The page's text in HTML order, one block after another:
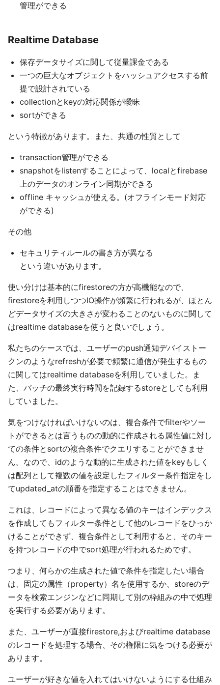
管理ができる
Realtime Database
保存データサイズに関して従量課金である
一つの巨大なオブジェクトをハッシュアクセスする前
提で設計されている
collectionとkeyの対応関係が曖昧
sortができる
という特徴があります。また、共通の性質として
transaction管理ができる
snapshotをlistenすることによって、localとfirebase
上のデータのオンライン同期ができる
offline キャッシュが使える。(オフラインモード対応
ができる)
その他
セキュリティルールの書き方が異なる
という違いがあります。
使い分けは基本的にfirestoreの方が高機能なので、
firestoreを利用しつつIO操作が頻繁に行われるが、ほとん
どデータサイズの大きさが変わることのないものに関して
はrealtime databaseを使うと良いでしょう。
私たちのケースでは、ユーザーのpush通知デバイストー
クンのようなrefreshが必要で頻繁に通信が発生するもの
に関してはrealtime databaseを利用していました。ま
た、バッチの最終実行時間を記録するstoreとしても利用
していました。
気をつけなければいけないのは、複合条件でfilterやソー
トができるとは言うものの動的に作成される属性値に対し
ての条件とsortの複合条件でクエリすることができませ
ん。なので、idのような動的に生成された値をkeyもしく
は配列として複数の値を設定したフィルター条件指定をし
てupdated_atの順番を指定することはできません。
これは、レコードによって異なる値のキーはインデックス
を作成してもフィルター条件として他のレコードをひっか
けることができず、複合条件として利用すると、そのキー
を持つレコードの中でsort処理が行われるためです。
つまり、何らかの生成された値で条件を指定したい場合
は、固定の属性（property）名を使用するか、storeのデ
ータを検索エンジンなどに同期して別の枠組みの中で処理
を実行する必要があります。
また、ユーザーが直接firestore,およびrealtime database
のレコードを処理する場合、その権限に気をつける必要が
あります。
ユーザーが好きな値を入れてはいけないようにする仕組み